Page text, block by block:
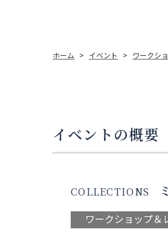
ホーム イベント ワークシ
イベントの概要
COLLECTIONS
ワークショップ＆